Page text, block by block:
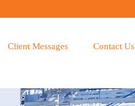
Client Messages Contact Us